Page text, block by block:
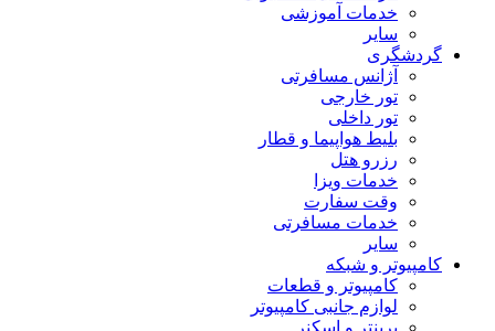
خدمات آموزشی
سایر
گردشگری
آژانس مسافرتی
تور خارجی
تور داخلی
بلیط هواپیما و قطار
رزرو هتل
خدمات ویزا
وقت سفارت
خدمات مسافرتی
سایر
کامپیوتر و شبکه
کامپیوتر و قطعات
لوازم جانبی کامپیوتر